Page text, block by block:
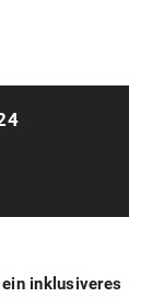
inklusiveres